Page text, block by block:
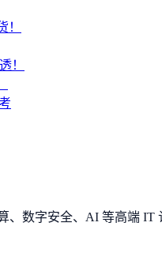
！
！
数字安全、AI 等高端 IT